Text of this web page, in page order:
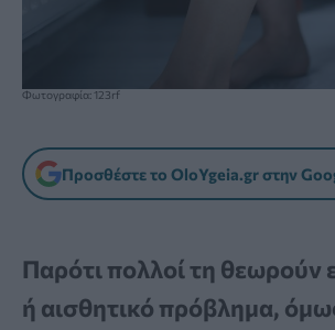
Φωτογραφία: 123rf
Προσθέστε το OloYgeia.gr στην
Παρότι πολλοί τη θεωρούν
ή αισθητικό πρόβλημα,